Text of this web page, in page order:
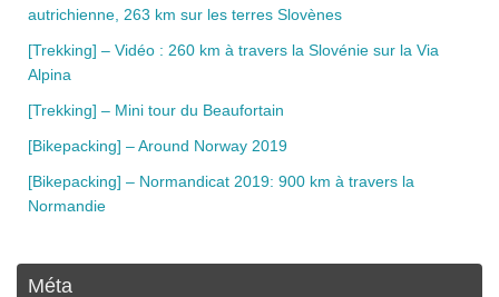
autrichienne, 263 km sur les terres Slovènes
[Trekking] – Vidéo : 260 km à travers la Slovénie sur la Via
Alpina
[Trekking] – Mini tour du Beaufortain
[Bikepacking] – Around Norway 2019
[Bikepacking] – Normandicat 2019: 900 km à travers la
Normandie
Méta